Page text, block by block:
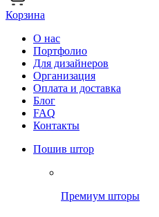
Корзина
О нас
Портфолио
Для дизайнеров
Организация
Оплата и доставка
Блог
FAQ
Контакты
Пошив штор
Премиум шторы